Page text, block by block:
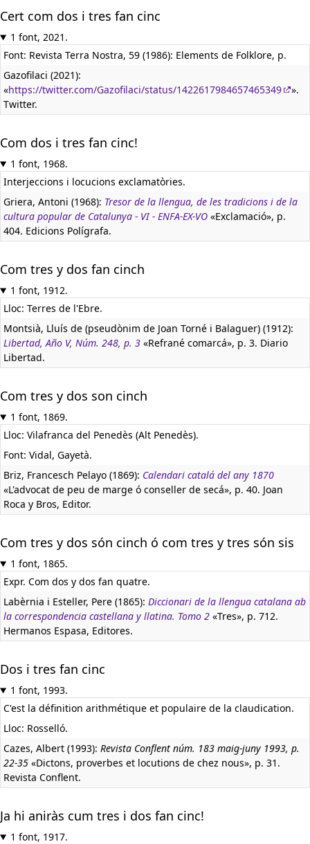
Cert com dos i tres fan cinc
1 font, 2021.
Font: Revista Terra Nostra, 59 (1986): Elements de Folklore, p.
Gazofilaci (2021):
«https://twitter.com/Gazofilaci/status/1422617984657465349
».
Twitter.
Com dos i tres fan cinc!
1 font, 1968.
Interjeccions i locucions exclamatòries.
Griera, Antoni (1968): Tresor de la llengua, de les tradicions i de la
cultura popular de Catalunya - VI - ENFA-EX-VO «Exclamació», p.
404. Edicions Polígrafa.
Com tres y dos fan cinch
1 font, 1912.
Lloc: Terres de l'Ebre.
Montsià, Lluís de (pseudònim de Joan Torné i Balaguer) (1912):
Libertad, Año V, Núm. 248, p. 3 «Refrané comarcá», p. 3. Diario
Libertad.
Com tres y dos son cinch
1 font, 1869.
Lloc: Vilafranca del Penedès (Alt Penedès).
Font: Vidal, Gayetà.
Briz, Francesch Pelayo (1869): Calendari catalá del any 1870
«L'advocat de peu de marge ó conseller de secá», p. 40. Joan
Roca y Bros, Editor.
Com tres y dos són cinch ó com tres y tres són sis
1 font, 1865.
Expr. Com dos y dos fan quatre.
Labèrnia i Esteller, Pere (1865): Diccionari de la llengua catalana ab
la correspondencia castellana y llatina. Tomo 2 «Tres», p. 712.
Hermanos Espasa, Editores.
Dos i tres fan cinc
1 font, 1993.
C'est la définition arithmétique et populaire de la claudication.
Lloc: Rosselló.
Cazes, Albert (1993): Revista Conflent núm. 183 maig-juny 1993, p.
22-35 «Dictons, proverbes et locutions de chez nous», p. 31.
Revista Conflent.
Ja hi aniràs cum tres i dos fan cinc!
1 font, 1917.